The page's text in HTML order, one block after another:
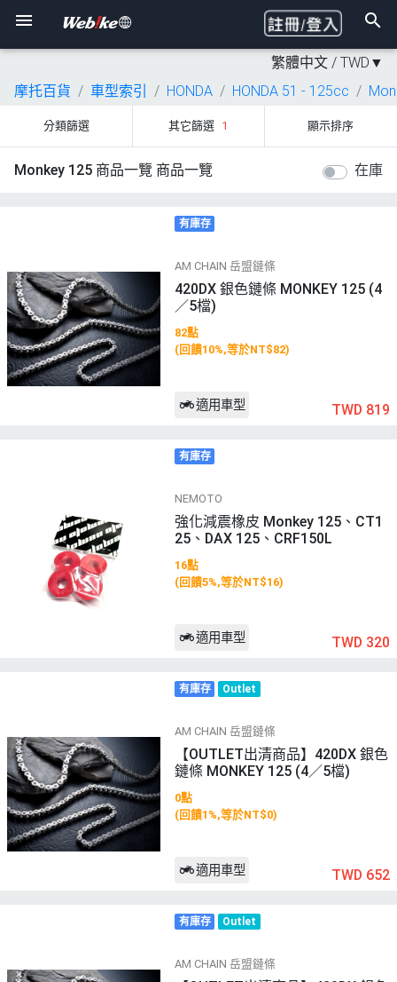
繁體中文 / TWD ▼
摩托百貨
車型索引 HONDA HONDA 51 - 125cc
分類篩選 其它篩選 1 顯示排序
Monkey 125 商品一覽 商品一覽 在庫
有庫存
AM CHAIN 岳盟鏈條
420DX 銀色鏈條 MONKEY 125 (4
／5檔)
82點
(回饋10%,等於NT$82)
適用車型 TWD 819
有庫存
NEMOTO
強化減震橡皮 Monkey 125、CT1
25、DAX 125、CRF150L
16點
(回饋5%,等於NT$16)
適用車型 TWD 320
有庫存 Outlet
AM CHAIN 岳盟鏈條
【OUTLET出清商品】420DX 銀色
鏈條 MONKEY 125 (4／5檔)
0點
(回饋1%,等於NT$0)
適用車型 TWD 652
有庫存 Outlet
AM CHAIN 岳盟鏈條